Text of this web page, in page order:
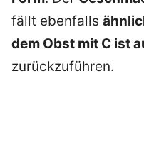
fällt ebenfalls
dem Obst mit C ist
zurückzuführen.